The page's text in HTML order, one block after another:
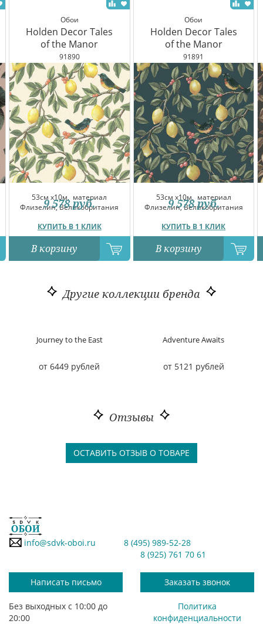
Обои
Holden Decor Tales
of the Manor
91890
53см x10м, материал
Флизелин, Великобритания
КУПИТЬ В 1 КЛИК
9 578 руб.
В корзину
Обои
Holden Decor Tales
of the Manor
91891
53см x10м, материал
Флизелин, Великобритания
КУПИТЬ В 1 КЛИК
9 578 руб.
В корзину
Другие коллекции бренда
Journey to the East
от 6449 рублей
Adventure Awaits
от 5121 рублей
Отзывы
ОСТАВИТЬ ОТЗЫВ О ТОВАРЕ
info@sdvk-oboi.ru
8 (495) 989-52-28
8 (925) 761 70 61
Написать письмо Заказать звонок
Без выходных с 10:00 до
20:00
Политика
конфиденциальности